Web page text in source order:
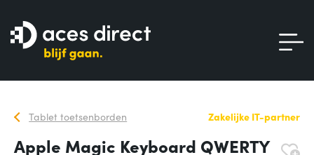
Tablet toetsenborden Zakelijke IT-partner
Apple Magic Keyboard QWERTY